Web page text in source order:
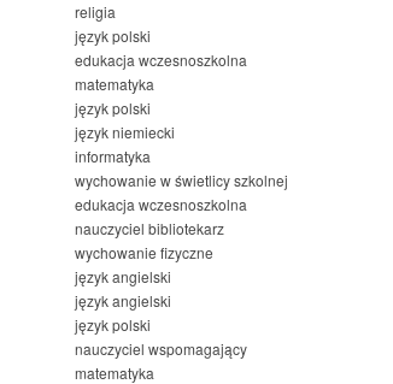
religia
język polski
edukacja wczesnoszkolna
matematyka
język polski
język niemiecki
informatyka
wychowanie w świetlicy szkolnej
edukacja wczesnoszkolna
nauczyciel bibliotekarz
wychowanie fizyczne
język angielski
język angielski
język polski
nauczyciel wspomagający
matematyka